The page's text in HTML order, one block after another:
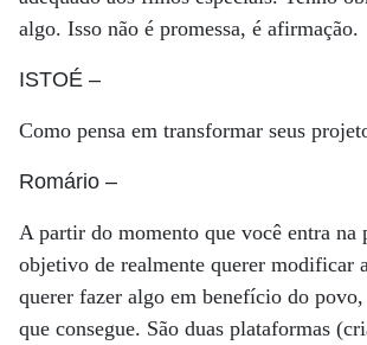
algo. Isso não é promessa, é afirmação.
ISTOÉ –
Como pensa em transformar seus
Romário –
A partir do momento que você entra na
objetivo de realmente querer modificar
querer fazer algo em benefício do povo,
que consegue. São duas plataformas